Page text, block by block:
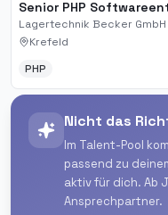
Senior PHP
Lagertechnik Becker GmbH
Krefeld
PHP
Nicht das
Im Talent-Pool
passend zu
aktiv für dich. Ab
Ansprechpartner.